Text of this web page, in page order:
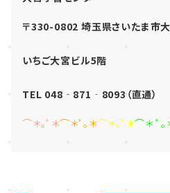
〒330-0802 埼玉県さいたま市
いちご大宮ビル5階
TEL 048‐871‐8093（直通）
⌒＊｡ﾟ＊⌒＊ﾟ｡＊⌒＊｡ﾟ＊⌒＊ ﾟ｡